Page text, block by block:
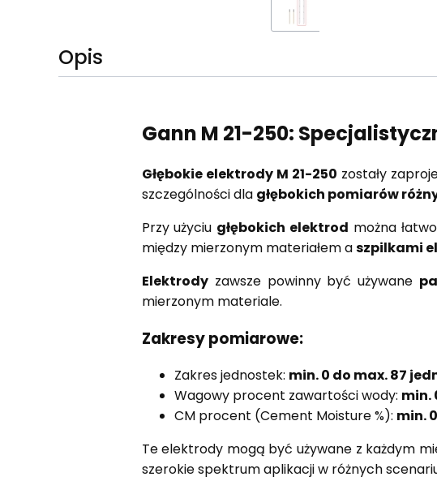
Opis
Gann M 21-250:
Głębokie elektrody M 21-250 zostały
szczególności dla głębokich pomiarów
Przy użyciu głębokich elektrod można
między mierzonym materiałem aszpilkami
Elektrodyzawsze powinny być używane
mierzonym materiale.
Zakresy pomiarowe:
Zakres jednostek: min. 0 do max. 87
Wagowy procent zawartości wody: min.
CM procent (Cement Moisture %): min.
Te elektrody mogą być używane z każdym
szerokie spektrum aplikacji w różnych